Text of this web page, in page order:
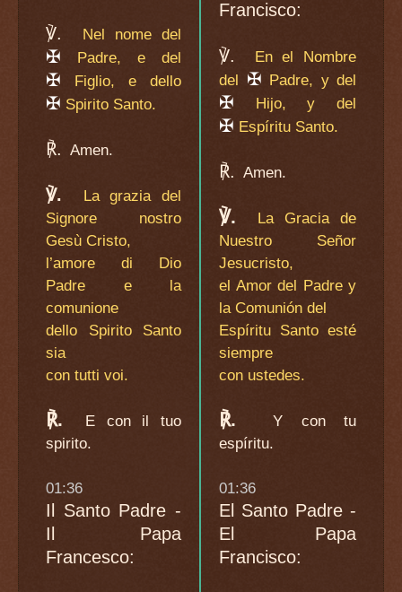
℣. Nel nome del
✠ Padre, e del
✠ Figlio, e dello
✠ Spirito Santo.
℟. Amen.
℣.
La grazia del
Signore nostro
Gesù Cristo,
l’amore di Dio
Padre e la
comunione
dello Spirito Santo
sia
con tutti voi.
℟.
E con il tuo
spirito.
01:36
Il Santo Padre -
Il Papa
Francesco:
Francisco:
℣.
En el Nombre
del ✠ Padre, y del
✠ Hijo, y del
✠ Espíritu Santo.
℟. Amen.
℣.
La Gracia de
Nuestro Señor
Jesucristo,
el Amor del Padre y
la Comunión del
Espíritu Santo esté
siempre
con ustedes.
℟.
Y con tu
espíritu.
01:36
El Santo Padre -
El Papa
Francisco: